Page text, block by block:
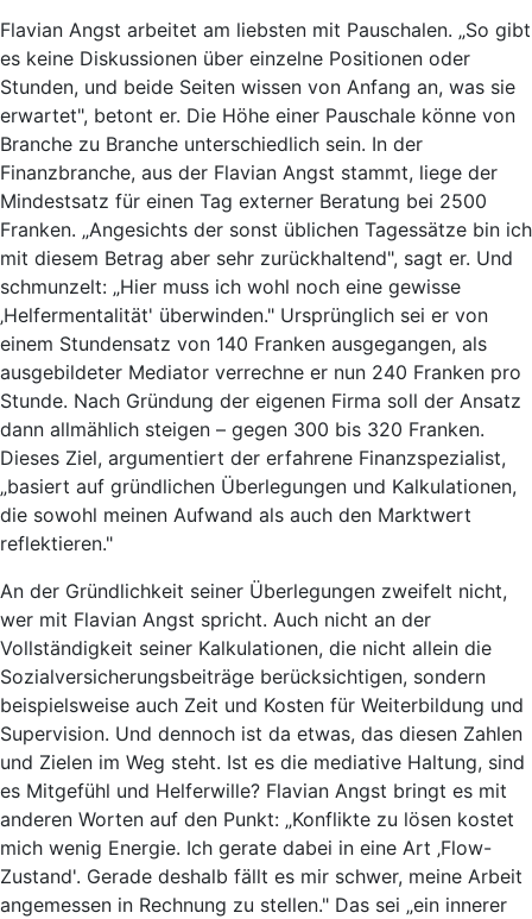
Flavian Angst arbeitet am liebsten mit Pauschalen. „So gibt
es keine Diskussionen über einzelne Positionen oder
Stunden, und beide Seiten wissen von Anfang an, was sie
erwartet", betont er. Die Höhe einer Pauschale könne von
Branche zu Branche unterschiedlich sein. In der
Finanzbranche, aus der Flavian Angst stammt, liege der
Mindestsatz für einen Tag externer Beratung bei 2500
Franken. „Angesichts der sonst üblichen Tagessätze bin ich
mit diesem Betrag aber sehr zurückhaltend", sagt er. Und
schmunzelt: „Hier muss ich wohl noch eine gewisse
‚Helfermentalität' überwinden." Ursprünglich sei er von
einem Stundensatz von 140 Franken ausgegangen, als
ausgebildeter Mediator verrechne er nun 240 Franken pro
Stunde. Nach Gründung der eigenen Firma soll der Ansatz
dann allmählich steigen – gegen 300 bis 320 Franken.
Dieses Ziel, argumentiert der erfahrene Finanzspezialist,
„basiert auf gründlichen Überlegungen und Kalkulationen,
die sowohl meinen Aufwand als auch den Marktwert
reflektieren."
An der Gründlichkeit seiner Überlegungen zweifelt nicht,
wer mit Flavian Angst spricht. Auch nicht an der
Vollständigkeit seiner Kalkulationen, die nicht allein die
Sozialversicherungsbeiträge berücksichtigen, sondern
beispielsweise auch Zeit und Kosten für Weiterbildung und
Supervision. Und dennoch ist da etwas, das diesen Zahlen
und Zielen im Weg steht. Ist es die mediative Haltung, sind
es Mitgefühl und Helferwille? Flavian Angst bringt es mit
anderen Worten auf den Punkt: „Konflikte zu lösen kostet
mich wenig Energie. Ich gerate dabei in eine Art ‚Flow-
Zustand'. Gerade deshalb fällt es mir schwer, meine Arbeit
angemessen in Rechnung zu stellen." Das sei „ein innerer